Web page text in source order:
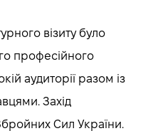
візиту було
професійного
аудиторії разом із
Захід
Сил України.